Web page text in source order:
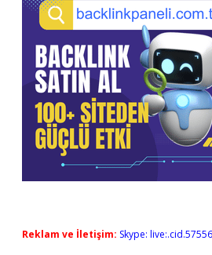
Reklam ve İletişim: Skype: